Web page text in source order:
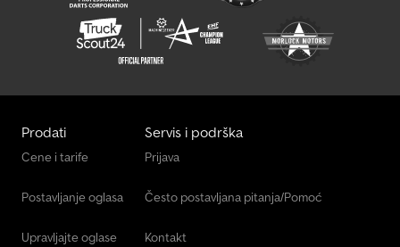
Prodati
Cene i tarife
Postavljanje oglasa
Upravljajte oglase
Servis i podrška
Prijava
Često postavljana pitanja/Pomoć
Kontakt